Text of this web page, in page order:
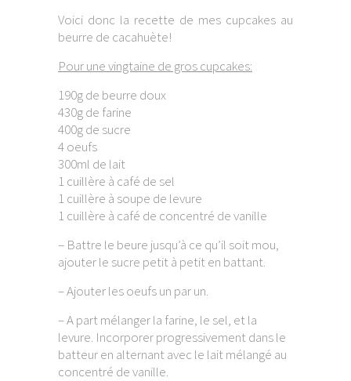
Voici donc la recette de mes cupcakes au
beurre de cacahuète!
Pour une vingtaine de gros cupcakes:
190g de beurre doux
430g de farine
400g de sucre
4 oeufs
300ml de lait
1 cuillère à café de sel
1 cuillère à soupe de levure
1 cuillère à café de concentré de vanille
– Battre le beure jusqu’à ce qu’il soit mou,
ajouter le sucre petit à petit en battant.
– Ajouter les oeufs un par un.
– A part mélanger la farine, le sel, et la
levure. Incorporer progressivement dans le
batteur en alternant avec le lait mélangé au
concentré de vanille.